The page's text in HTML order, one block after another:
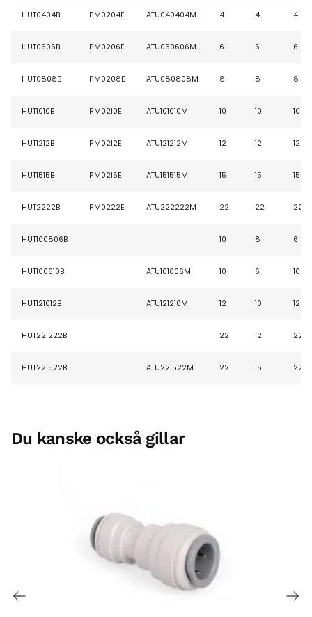
HUT0404B PM0204E ATU040404M 4 4 4
HUT0606B PM0206E ATU060606M 6 6 6
HUT0808B PM0208E ATU080808M 8 8 8
HUT1010B PM0210E ATU101010M 10 10 10
HUT1212B PM0212E ATU121212M 12 12 12
HUT1515B PM0215E ATU151515M 15 15 15
HUT2222B PM0222E ATU222222M 22 22 22
HUT100806B 10 8 6
HUT100610B ATU101006M 10 6 10
HUT121012B ATU121210M 12 10 12
HUT221222B 22 12 22
HUT221522B ATU221522M 22 15 22
Du kanske också gillar